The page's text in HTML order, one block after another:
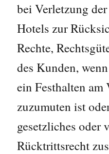
bei Verletzung
Hotels zur
Rechte,
des Kunden,
ein Festhalten
zuzumuten ist
gesetzliches oder
Rücktrittsrecht